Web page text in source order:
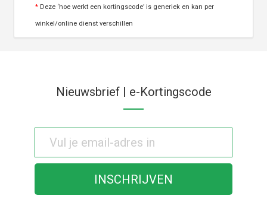
* Deze ‘hoe werkt een kortingscode’ is generiek en kan per
winkel/online dienst verschillen
Nieuwsbrief | e-Kortingscode